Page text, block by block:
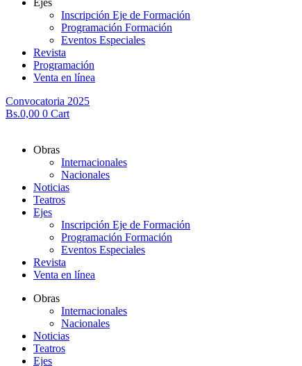
Ejes
Inscripción Eje de Formación
Programación Formación
Eventos Especiales
Revista
Programación
Venta en línea
Convocatoria 2025
Bs.0,00 0 Cart
Obras
Internacionales
Nacionales
Noticias
Teatros
Ejes
Inscripción Eje de Formación
Programación Formación
Eventos Especiales
Revista
Venta en línea
Obras
Internacionales
Nacionales
Noticias
Teatros
Ejes